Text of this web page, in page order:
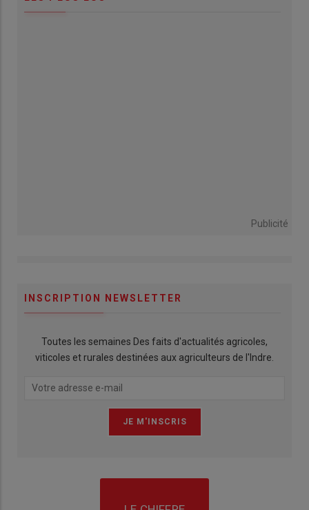
Publicité
INSCRIPTION NEWSLETTER
Toutes les semaines Des faits d'actualités agricoles,
viticoles et rurales destinées aux agriculteurs de l'Indre.